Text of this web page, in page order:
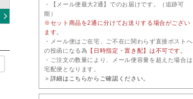
・【メール便最大2通】でのお届けです。（追跡可
能）
※セット商品を2通に分けてお送りする場合がござい
ます。
・メール便はご在宅、ご不在に関わらず直接ポストへ
の投函になる為
【日時指定・置き配】は不可です。
・ご注文の数量により、メール便容量を超えた場合は
宅配便となります。
＞詳細はこちらからご確認ください。